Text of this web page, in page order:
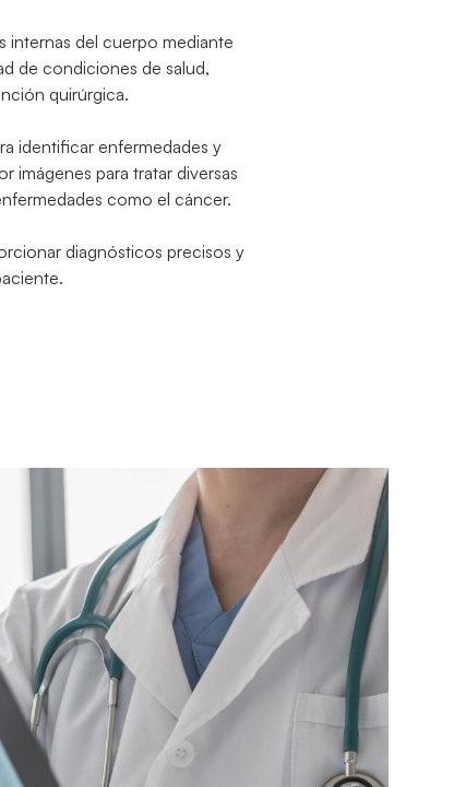
internas del cuerpo mediante
de condiciones de salud,
quirúrgica.
identificar enfermedades y
imágenes para tratar diversas
como el cáncer.
diagnósticos precisos y